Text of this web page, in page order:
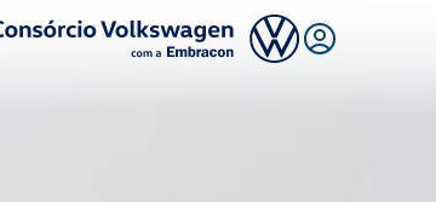
Logo Consórcio Volkswagen com a Embracon